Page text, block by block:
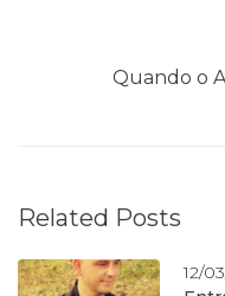
Quando o
Related Posts
12/